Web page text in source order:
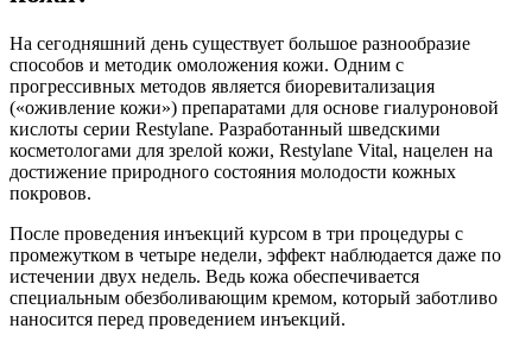
На сегодняшний день существует большое разнообразие
способов и методик омоложения кожи. Одним с
прогрессивных методов является биоревитализация
(«оживление кожи») препаратами для основе гиалуроновой
кислоты серии Restylane. Разработанный шведскими
косметологами для зрелой кожи, Restylane Vital, нацелен на
достижение природного состояния молодости кожных
покровов.
После проведения инъекций курсом в три процедуры с
промежутком в четыре недели, эффект наблюдается даже по
истечении двух недель. Ведь кожа обеспечивается
специальным обезболивающим кремом, который заботливо
наносится перед проведением инъекций.